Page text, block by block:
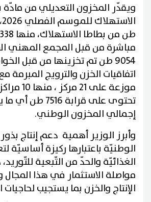
ويقدّر المخزون التعديلي من مادّة
مباشرة من قبل المجمع المهني
9054 طن تم تخزينها من قبل
اتفاقيات الخزن والترويج المبرمة
موزعة على
إجمالي المخزون الوطني.
وأبرز الوزير أهمية دعم إنتاج بذور
الوطنيّة باعتبارها ركيزة أساسيّة
الغذائيّة والحدّ من التّبعية
مواصلة الاستثمار في هذا
الإنتاج والخزن بما يستجيب لحاجيات